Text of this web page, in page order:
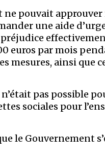
ne pouvait
une aide
euros par mois
mesures, ainsi que
pas possible
sociales pour
le Gouvernement